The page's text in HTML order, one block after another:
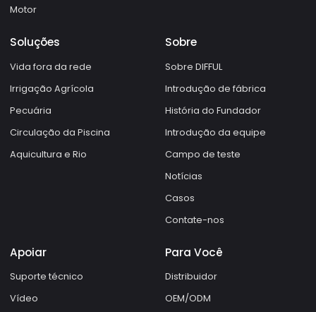
Motor
Soluções
Vida fora da rede
Irrigação Agrícola
Pecuária
Circulação da Piscina
Aquicultura e Rio
Sobre
Sobre DIFFUL
Introdução de fábrica
História do Fundador
Introdução da equipe
Campo de teste
Notícias
Casos
Contate-nos
Apoiar
Suporte técnico
Vídeo
Para Você
Distribuidor
OEM/ODM